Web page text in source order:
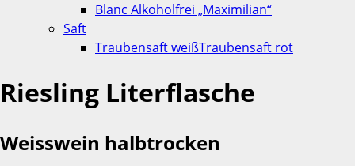
Blanc Alkoholfrei „Maximilian“
Saft
Traubensaft weißTraubensaft rot
Riesling Literflasche
Weisswein halbtrocken